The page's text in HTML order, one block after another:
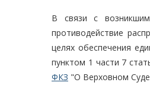
В связи с
противодействие
целях обеспечения
пунктом 1 части 7
ФКЗ "О Верховном